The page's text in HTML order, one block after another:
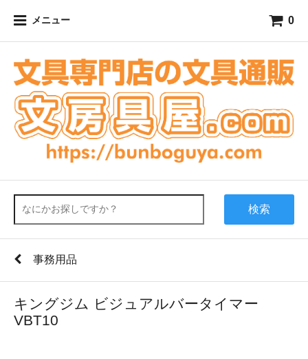
メニュー 0
検索
事務用品
キングジム ビジュアルバータイマー
VBT10